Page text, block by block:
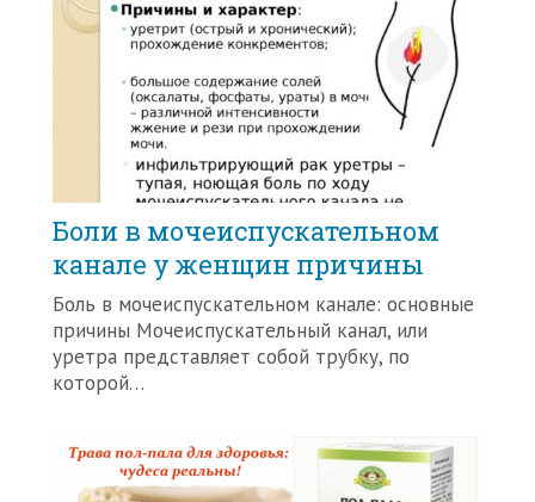
Боли в мочеиспускательном
канале у женщин причины
Боль в мочеиспускательном канале: основные
причины Мочеиспускательный канал, или
уретра представляет собой трубку, по
которой…